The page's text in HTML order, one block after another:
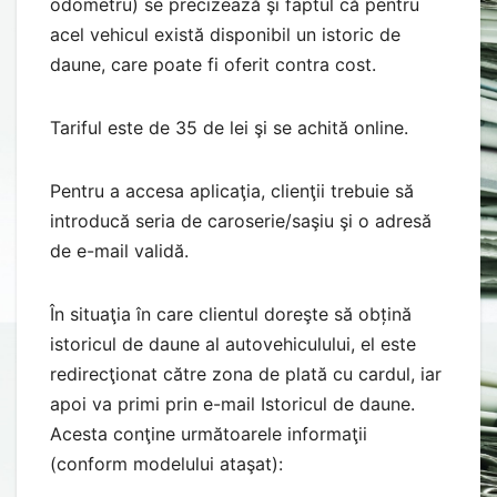
acel vehicul există disponibil un istoric de
daune, care poate fi oferit contra cost.
Tariful este de 35 de lei şi se achită online.
Pentru a accesa aplicaţia, clienţii trebuie să
introducă seria de caroserie/saşiu şi o adresă
de e-mail validă.
În situaţia în care clientul doreşte să obțină
istoricul de daune al autovehiculului, el este
redirecţionat către zona de plată cu cardul, iar
apoi va primi prin e-mail Istoricul de daune.
Acesta conţine următoarele informaţii
(conform modelului ataşat):